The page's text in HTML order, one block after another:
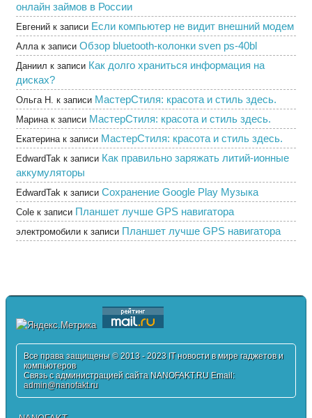
онлайн займов в России
Евгений к записи Если компьютер не видит внешний модем
Аллак записи Обзор bluetooth-колонки sven ps-40bl
Даниил к записи Как долго храниться информация на
дисках?
Ольга Н. к записи МастерСтиля: красота и стиль здесь.
Маринак записи МастерСтиля: красота и стиль здесь.
Екатеринак записи МастерСтиля: красота и стиль здесь.
EdwardTak к записи Как правильно заряжать литий-ионные
аккумуляторы
EdwardTak к записи Сохранение Google Play Музыка
Cole к записи Планшет лучше GPS навигатора
электромобили к записи Планшет лучше GPS навигатора
Все права защищены © 2013 - 2023 IT новости в мире гаджетов и
компьютеров
Связь с администрацией сайта NANOFAKT.RU Email:
admin@nanofakt.ru